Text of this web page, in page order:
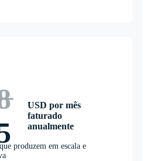
USD por mês
faturado
anualmente
produzem em escala e